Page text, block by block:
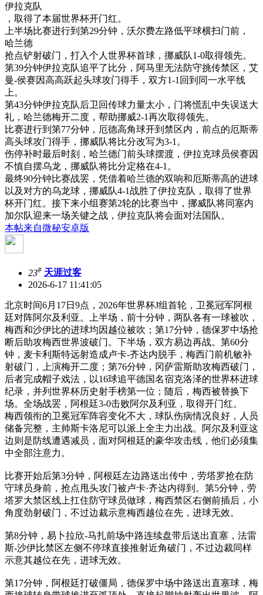
伊拉克队
，取得了本届世界杯开门红。
上半场比赛进行到第29分钟，沃尔费左路低平球横扫门前，
哈兰德
抢点铲射破门，打入个人世界杯首球，挪威队1-0取得领先。
第39分钟伊拉克队追平了比分，阿马里无法防守挑传禁区，艾
曼-侯赛因高高跃起头球攻门得手，双方1-1回到同一水平线
上。
第43分钟伊拉克队后卫回传球力量太小，门将慌乱中失误送大
礼，哈兰德梅开二度，帮助挪威2-1再次取得领先。
比赛进行到第77分钟，厄德高角球开到禁区内，前点的厄斯蒂
高头球攻门得手，挪威队将比分改写为3-1。
伤停补时最后时刻，哈兰德门前头球摆渡，伊拉克球员侯赛因
不慎自摆乌龙，挪威队将比分定格在4-1。
最终90分钟比赛战罢，凭借着哈兰德的双响和厄斯蒂高的进球
以及对方的乌龙球，挪威队4-1战胜了伊拉克队，取得了世界
杯开门红。接下来小组赛第2轮的比赛当中，挪威队将同塞内
加尔队迎来一场关键之战，伊拉克队将会面对法国队。
本帖来自微秘安卓版
23# 天涯过客
2026-6-17 11:41:05
北京时间6月17日9点，2026年世界杯J组首轮，卫冕冠军阿根
廷对阵阿尔及利亚。上半场，前十分钟，两队各有一球被吹，
梅西和沙伊比的进球均因越位被吹；第17分钟，德保罗中场抢
断后助攻梅西世界波破门。下半场，双方易边再战。第60分
钟，麦卡利斯特远射造成卢卡-齐达内脱手，梅西门前机敏补
射破门，上演梅开二度；第76分钟，冈萨雷斯助攻梅西破门，
后者完成帽子戏法，以16球追平德国名宿克洛泽的世界杯进球
纪录，并列世界杯历史射手榜第一位；随后，梅西被替换下
场。全场战罢，阿根廷3-0击败阿尔及利亚，取得开门红。
梅西领衔的卫冕冠军阵容变化不大，球队伤病情况良好，人员
储备完整，主帅斯卡洛尼可以派上全主力出战。阿尔及利亚这
边则是防线遭遇减员，面对阿根廷的豪华攻击线，他们必须集
中全部注意力。
比赛开始后第3分钟，阿根廷左边路送出传中，劳塔罗抢在防
守球员身前，抢点甩头攻门被卢卡·齐达内得到。第5分钟，劳
塔罗大禁区线上扛住防守球员做球，梅西禁区右侧前插后，小
角度劲射破门，不过边裁示意梅西越位在先，进球无效。
第8分钟，易卜拉欣-马扎前场中路连续盘带后送出直塞，法雷
斯-沙伊比禁区左侧不停球直接推射近角破门，不过边裁同样
示意其越位在先，进球无效。
第17分钟，阿根廷打破僵局，德保罗中场中路送出直塞球，梅